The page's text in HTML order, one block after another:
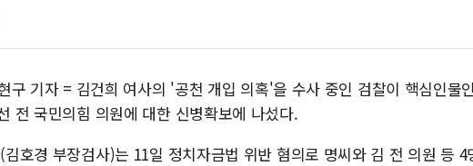
폐기
서울 중
李대
여수 오
추미애
인천 선
구 기자 = 김건희 여사의 '공천 개입 의혹'을 수사 중인 검찰이 핵심인물
전 국민의힘 의원에 대한 신병확보에 나섰다.
호경 부장검사)는 11일 정치자금법 위반 혐의로 명씨와 김 전 의원 등 4